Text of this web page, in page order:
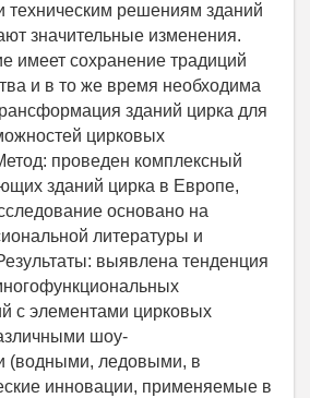
техническим решениям зданий
значительные изменения.
имеет сохранение традиций
и в то же время необходима
зданий цирка для
цирковых
проведен комплексный
зданий цирка в Европе,
основано на
литературы и
выявлена тенденция
с элементами цирковых
шоу-
(водными, ледовыми, в
инновации, применяемые в